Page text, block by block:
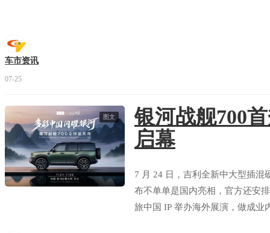
车市资讯
07-25
图文
银河战舰700
启幕
7 月 24 日，吉利全新中大型插混
布不单单是国内亮相，官方还安
旅中国 IP 举办海外展演，做成业